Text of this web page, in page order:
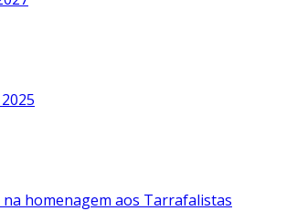
na homenagem aos Tarrafalistas